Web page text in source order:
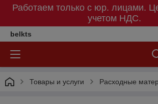
Работаем только с юр. лицами.
учетом НДС.
belkts
Товары и услуги Расходные